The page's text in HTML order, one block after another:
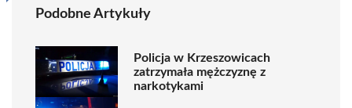
Podobne Artykuły
Policja w Krzeszowicach
zatrzymała mężczyznę z
narkotykami